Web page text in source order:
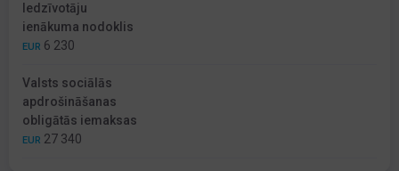
Iedzīvotāju
ienākuma nodoklis
EUR 6 230
Valsts sociālās
apdrošināšanas
obligātās iemaksas
EUR 27 340